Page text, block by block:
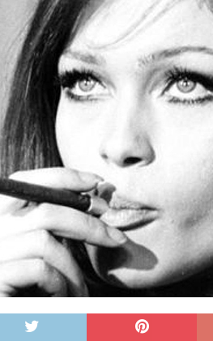
ENTREVISTAS
2024 ]
Cannes 2024: día 4. ‘Los